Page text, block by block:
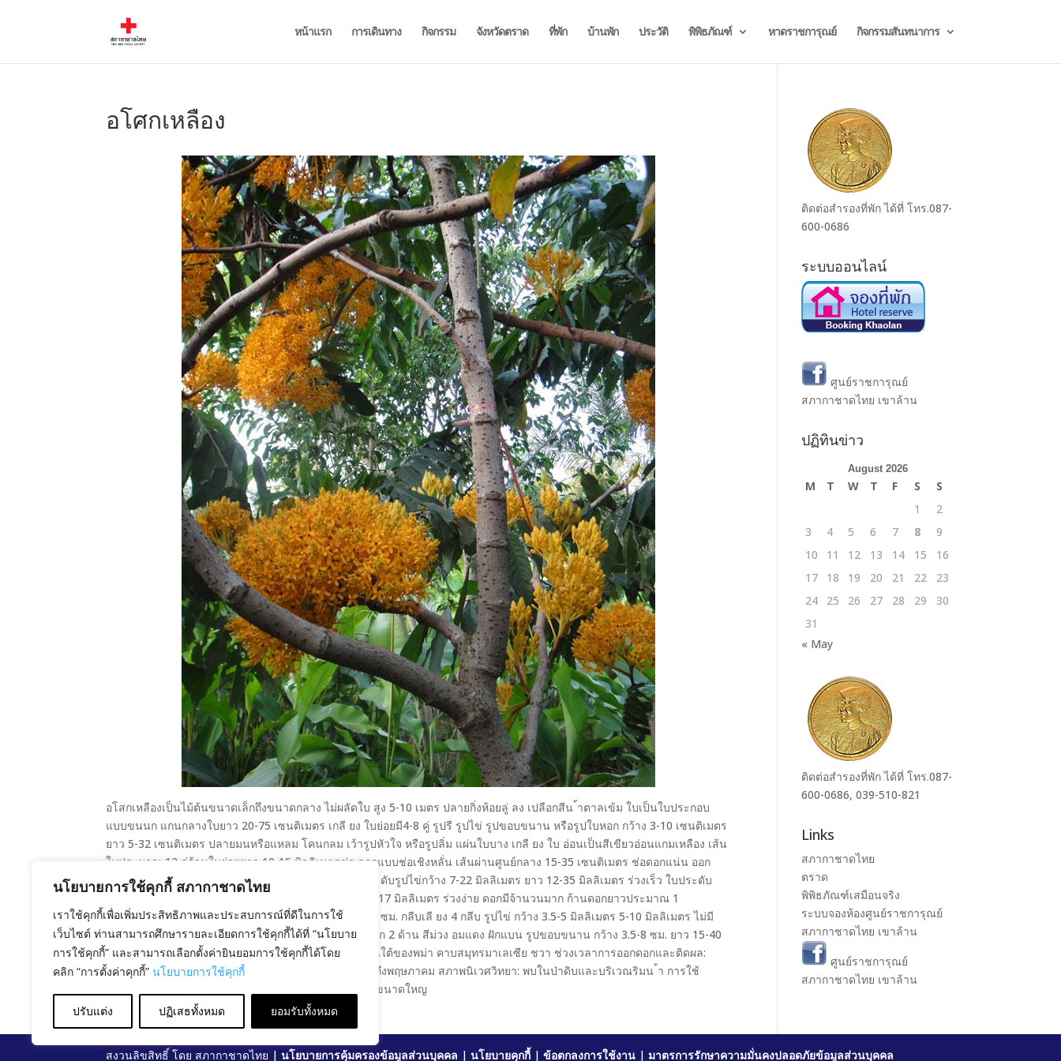
นโยบายการใช้คุกกี้ สภากาชาดไทย
เราใช้คุกกี้เพื่อเพิ่มประสิทธิภาพและประสบการณ์ที่ดีในการใช้
เว็บไซต์ ท่านสามารถศึกษารายละเอียดการใช้คุกกี้ได้ที่ “นโยบาย
การใช้คุกกี้” และสามารถเลือกตั้งค่ายินยอมการใช้คุกกี้ได้โดย
คลิก “การตั้งค่าคุกกี้” นโยบายการใช้คุกกี้
ปรับแต่ง ปฏิเสธทั้งหมด ยอมรับทั้งหมด
หน้าแรก การเดินทาง กิจกรรม จังหวัดตราด ที่พัก บ้านพัก ประวัติ พิพิธภัณฑ์ หาดราชการุณย์ กิจกรรมสันทนาการ
อโศกเหลือง
อโสกเหลืองเป็นไม้ต้นขนาดเล็กถึงขนาดกลาง ไม่ผลัดใบ สูง 5-10 เมตร ปลายกิ่งห้อยลู่ ลง เปลือกสีน ้าตาลเข้ม ใบเป็นใบประกอบ
แบบขนนก แกนกลางใบยาว 20-75 เซนติเมตร เกลี ยง ใบย่อยมี4-8 คู่ รูปรี รูปไข่ รูปขอบขนาน หรือรูปใบหอก กว้าง 3-10 เซนติเมตร
ยาว 5-32 เซนติเมตร ปลายมนหรือแหลม โคนกลม เว้ารูปหัวใจ หรือรูปลิ่ม แผ่นใบบาง เกลี ยง ใบ อ่อนเป็นสีเขียวอ่อนแกมเหลือง เส้น
ใบประมาณ 12 คู่ก้านใบย่อยยาว 10-15 มิลลิเมตรช่อ ดอกแบบช่อเชิงหลั่น เส้นผ่านศูนย์กลาง 15-35 เซนติเมตร ช่อดอกแน่น ออก
ตามซอกใบ ปลายกิ่ง และตามล้าต้น ดอกสีเหลืองสดใบประดับรูปไข่กว้าง 7-22 มิลลิเมตร ยาว 12-35 มิลลิเมตร ร่วงเร็ว ใบประดับ
ย่อยรูปขอบขนาดถึงรูปใบหอก กว้าง 2-5 มิลลิเมตร ยาว 6-17 มิลลิเมตร ร่วงง่าย ดอกมีจ้านวนมาก ก้านดอกยาวประมาณ 1
เซนติเมตร ฐานรองดอกเชื่อม เป็นหลอด แคบ ยาว 1.2-2.6 ซม. กลีบเลี ยง 4 กลีบ รูปไข่ กว้าง 3.5-5 มิลลิเมตร 5-10 มิลลิเมตร ไม่มี
กลีบดอก เกสรเพศผู้ 4-(6) อัน รังไข่มีขน ผลแบบผลแห้งแตก 2 ด้าน สีม่วง อมแดง ฝักแบน รูปขอบขนาน กว้าง 3.5-8 ซม. ยาว 15-40
ซม. ภายในฝักมีเมล็ด 1-3 เมล็ด การกระจายพันธุ์: ทางตอนใต้ของพม่า คาบสมุทรมาเลเซีย ชวา ช่วงเวลาการออกดอกและติดผล:
ออกดอกเดือนมกราคมถึงเมษายน ติดผลช่วงเดือน มีนาคมถึงพฤษภาคม สภาพนิเวศวิทยา: พบในป่าดิบและบริเวณริมน ้า การใช้
ประโยชน์: ใช้ปลูกประดับเนื่องจากมีดอกที่สวยงามเป็นพุ่มขนาดใหญ
ติดต่อสำรองที่พัก ได้ที่ โทร.087-
600-0686
ระบบออนไลน์
ศูนย์ราชการุณย์
สภากาชาดไทย เขาล้าน
ปฏิทินข่าว
August 2026
M T W T F S
S
1
2
3
4 5 6 7 8
9
10
11 12 13 14 15
16
17
18 19 20 21 22
23
24
25 26 27 28 29
30
31
« May
ติดต่อสำรองที่พัก ได้ที่ โทร.087-
600-0686, 039-510-821
Links
สภากาชาดไทย
ตราด
พิพิธภัณฑ์เสมือนจริง
ระบบจองห้องศูนย์ราชการุณย์
สภากาชาดไทย เขาล้าน
ศูนย์ราชการุณย์
สภากาชาดไทย เขาล้าน
สงวนลิขสิทธิ์ โดย สภากาชาดไทย |นโยบายการคุ้มครองข้อมูลส่วนบุคคล |นโยบายคุกกี้ |ข้อตกลงการใช้งาน | มาตรการรักษาความมั่นคงปลอดภัยข้อมูลส่วนบุคคล